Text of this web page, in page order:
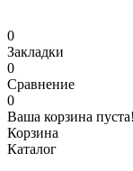
0
Закладки
0
Сравнение
0
Ваша корзина пуста!
Корзина
Каталог